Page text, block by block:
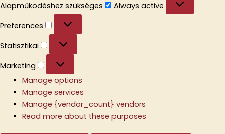
Alapműködéshez szükséges
szükséges
Always active
Preferences
Statisztikai
Marketing
Manage options
Manage services
Manage {vendor_count} vendors
Read more about these purposes